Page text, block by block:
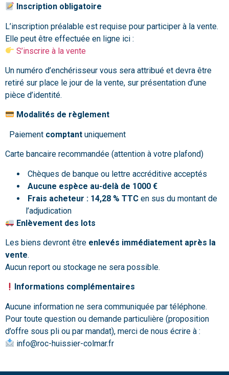
Inscription obligatoire
L’inscription préalable est requise pour participer à la vente.
Elle peut être effectuée en ligne ici :
S’inscrire à la vente
Un numéro d’enchérisseur vous sera attribué et devra être
retiré sur place le jour de la vente, sur présentation d’une
pièce d’identité.
Modalités de règlement
Paiement comptant uniquement
Carte bancaire recommandée (attention à votre plafond)
Chèques de banque ou lettre accréditive acceptés
Aucune espèce au-delà de 1000 €
Frais acheteur : 14,28 % TTC en sus du montant de
l’adjudication
Enlèvement des lots
Les biens devront être enlevés immédiatement après la
vente.
Aucun report ou stockage ne sera possible.
Informations complémentaires
Aucune information ne sera communiquée par téléphone.
Pour toute question ou demande particulière (proposition
d’offre sous pli ou par mandat), merci de nous écrire à :
info@roc-huissier-colmar.fr